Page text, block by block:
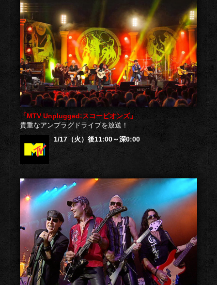
「MTV Unplugged:スコーピオンズ」
貴重なアンプラグドライブを放送！
1/17（火）後11:00～深0:00